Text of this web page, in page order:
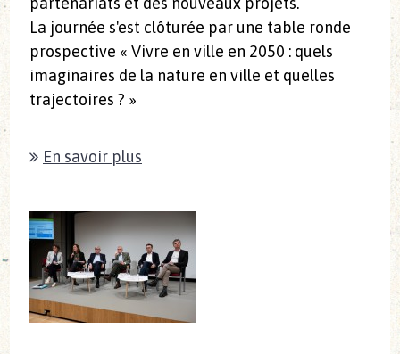
La journée s'est clôturée par une table ronde
prospective « Vivre en ville en 2050 : quels
imaginaires de la nature en ville et quelles
trajectoires ? »
En savoir plus